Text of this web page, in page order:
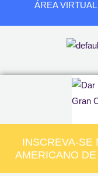
ÁREA VIRTUAL
INSCREVA-SE
AMERICANO